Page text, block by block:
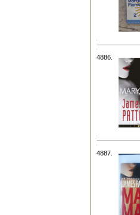
4886.
4887.